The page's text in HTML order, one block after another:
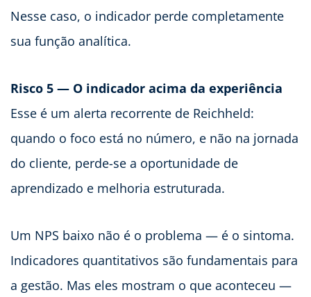
Nesse caso, o indicador perde completamente
sua função analítica.
Risco 5 — O indicador acima da experiência
Esse é um alerta recorrente de Reichheld:
quando o foco está no número, e não na jornada
do cliente, perde-se a oportunidade de
aprendizado e melhoria estruturada.
Um NPS baixo não é o problema — é o sintoma.
Indicadores quantitativos são fundamentais para
a gestão. Mas eles mostram o que aconteceu —